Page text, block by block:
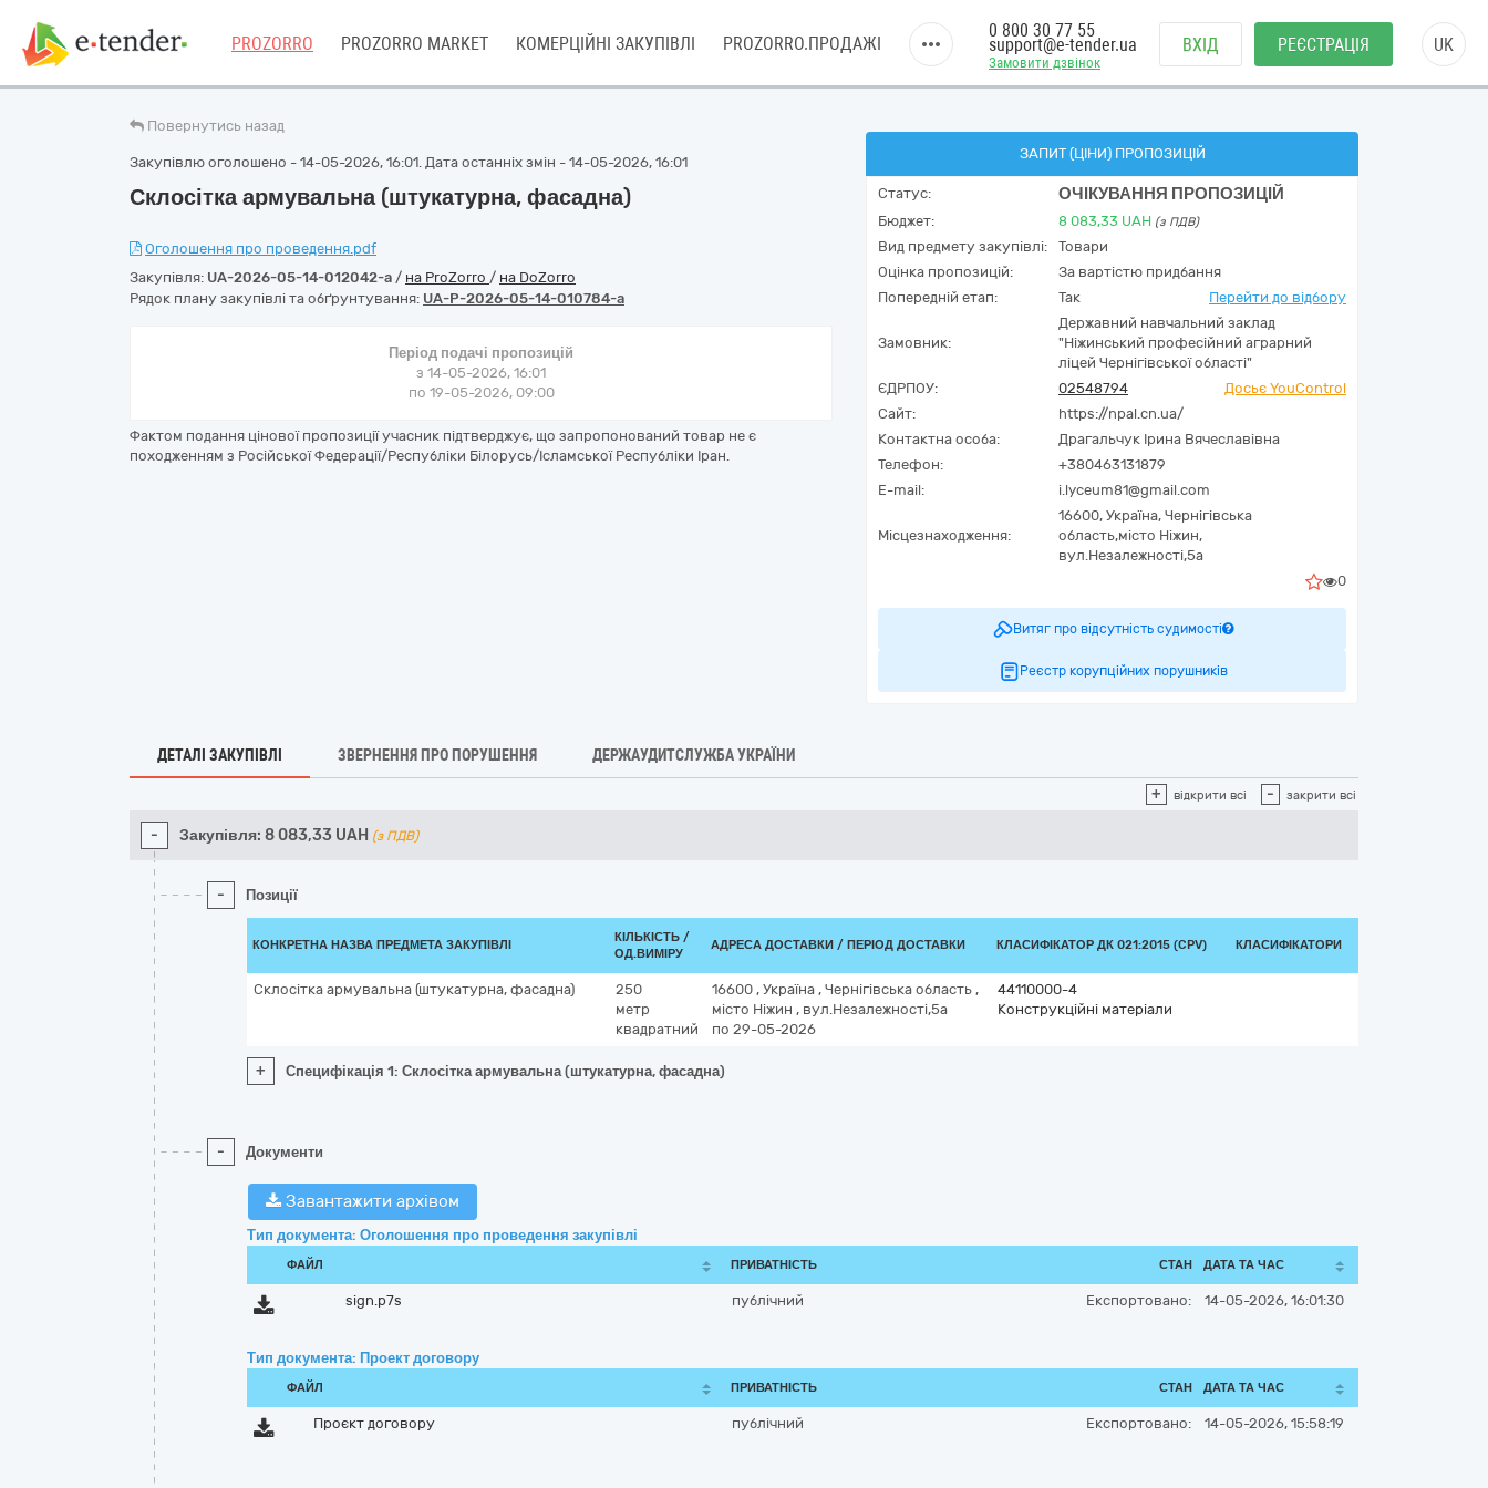
PROZORRO PROZORRO MARKET КОМЕРЦІЙНІ ЗАКУПІВЛІ PROZORRO.ПРОДАЖІ
Замовити дзвінок
0 800 30 77 55
support@e-tender.ua ВХІД РЕЄСТРАЦІЯ UK
Повернутись назад
Закупівлю оголошено - 14-05-2026, 16:01. Дата останніх змін - 14-05-2026, 16:01
Склосітка армувальна (штукатурна, фасадна)
Оголошення про проведення.pdf
Закупівля: UA-2026-05-14-012042-a / на ProZorro / на DoZorro
Рядок плану закупівлі та обґрунтування: UA-P-2026-05-14-010784-a
Період подачі пропозицій
з 14-05-2026, 16:01
по 19-05-2026, 09:00
Фактом подання цінової пропозиції учасник підтверджує, що запропонований товар не є
походженням з Російської Федерації/Республіки Білорусь/Ісламської Республіки Іран.
ЗАПИТ (ЦІНИ) ПРОПОЗИЦІЙ
Статус: ОЧІКУВАННЯ ПРОПОЗИЦІЙ
Бюджет: 8 083,33 UAH (з ПДВ)
Вид предмету закупівлі:
Товари
Оцінка пропозицій:
За вартістю придбання
Попередній етап:
Так Перейти до відбору
Замовник:
Державний навчальний заклад
"Ніжинський професійний аграрний
ліцей Чернігівської області"
ЄДРПОУ:
02548794
Досьє YouControl
Сайт:
https://npal.cn.ua/
Контактна особа:
Драгальчук Ірина Вячеславівна
Телефон:
+380463131879
E-mail:
i.lyceum81@gmail.com
Місцезнаходження:
16600, Україна, Чернігівська
область,місто Ніжин,
вул.Незалежності,5а
0
Витяг про відсутність судимості
Реєстр корупційних порушників
ДЕТАЛІ ЗАКУПІВЛІ ЗВЕРНЕННЯ ПРО ПОРУШЕННЯ ДЕРЖАУДИТСЛУЖБА УКРАЇНИ
+ відкрити всі - закрити всі
- Закупівля: 8 083,33 UAH (з ПДВ)
- Позиції
КОНКРЕТНА НАЗВА ПРЕДМЕТА ЗАКУПІВЛІ
КІЛЬКІСТЬ /
ОД.ВИМІРУ
АДРЕСА ДОСТАВКИ / ПЕРІОД ДОСТАВКИ КЛАСИФІКАТОР ДК 021:2015 (CPV) КЛАСИФІКАТОРИ
Склосітка армувальна (штукатурна, фасадна)
250
метр
квадратний
16600 , Україна , Чернігівська область ,
місто Ніжин , вул.Незалежності,5а
по 29-05-2026
44110000-4
Конструкційні матеріали
+ Специфікація 1: Склосітка армувальна (штукатурна, фасадна)
- Документи
Завантажити архівом
Тип документа: Оголошення про проведення закупівлі
ФАЙЛ ПРИВАТНІСТЬ СТАН ДАТА ТА ЧАС
sign.p7s публічний Експортовано: 14-05-2026, 16:01:30
Тип документа: Проект договору
ФАЙЛ ПРИВАТНІСТЬ СТАН ДАТА ТА ЧАС
Проєкт договору публічний Експортовано: 14-05-2026, 15:58:19